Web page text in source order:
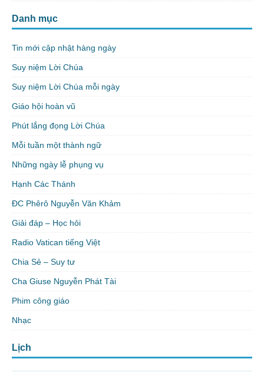
Danh mục
Tin mới cập nhật hàng ngày
Suy niệm Lời Chúa
Suy niệm Lời Chúa mỗi ngày
Giáo hội hoàn vũ
Phút lắng đọng Lời Chúa
Mỗi tuần một thành ngữ
Những ngày lễ phụng vụ
Hạnh Các Thánh
ĐC Phêrô Nguyễn Văn Khảm
Giải đáp – Học hỏi
Radio Vatican tiếng Việt
Chia Sẻ – Suy tư
Cha Giuse Nguyễn Phát Tài
Phim công giáo
Nhạc
Lịch